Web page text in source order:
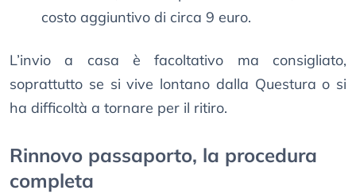
costo aggiuntivo di circa 9 euro.
L’invio a casa è facoltativo ma consigliato,
soprattutto se si vive lontano dalla Questura o si
ha difficoltà a tornare per il ritiro.
Rinnovo passaporto, la procedura
completa